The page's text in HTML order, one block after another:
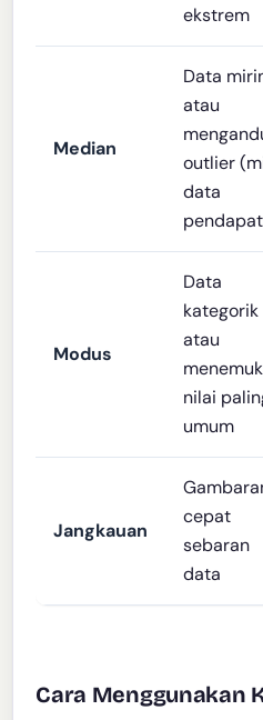
ekstrem
Median
Data
atau
outlier
data
Modus
Data
kategorik
atau
nilai
umum
Jangkauan
cepat
sebaran
data
Cara Menggunakan